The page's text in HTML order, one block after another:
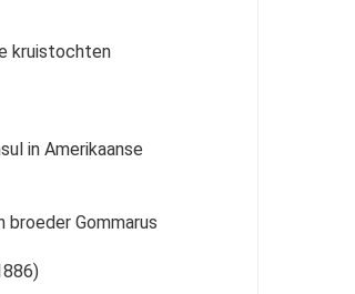
kruistochten
in Amerikaanse
broeder Gommarus